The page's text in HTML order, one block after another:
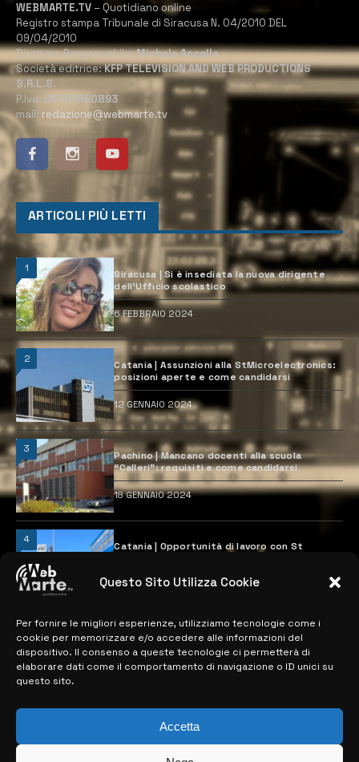
Questo Sito Utilizza Cookie
Per fornire le migliori esperienze, utilizziamo tecnologie come i
cookie per memorizzare e/o accedere alle informazioni del
dispositivo. Il consenso a queste tecnologie ci permetterà di
elaborare dati come il comportamento di navigazione o ID unici su
questo sito.
Accetta
WEBMARTE.TV – Quotidiano online
Registro stampa Tribunale di Siracusa N. 04/2010 DEL
09/04/2010
Direttore Responsabile:Michele Accolla
Società editrice:KFP TELEVISION AND WEB PRODUCTIONS
S.R.L.S.
P.Iva: 02184950893
mail: redazione@webmarte.tv
ARTICOLI PIÙ LETTI
1
Siracusa | Si è insediata la nuova dirigente
dell’Ufficio scolastico
6 FEBBRAIO 2024
2
Catania | Assunzioni alla StMicroelectronics:
posizioni aperte e come candidarsi
12 GENNAIO 2024
3
Pachino | Mancano docenti alla scuola
“Calleri”: requisiti e come candidarsi
18 GENNAIO 2024
4
Catania | Opportunità di lavoro con St
28 MARZO 2024
MAPPA DEL SITO
> NOTIZIE
> CONTATTI